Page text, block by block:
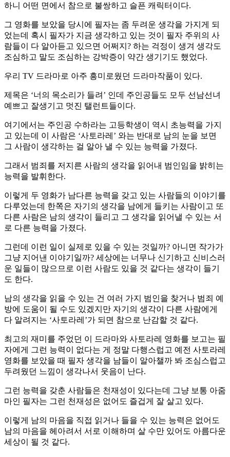
하니 어떤 면에서 참으로 불쌍하고 슬픈 캐릭터이다.
그 영화를 보았을 당시에 필자는 좀 두려운 생각을 가지게 되
었는데 혹시 필자가 지금 생각하고 있는 것이 필자 주위의 사
람들이 다 알아듣고 있으면 어쩌지? 하는 걱정이 생겨 생각도
조심하고 말도 조심하는 강박증이 약간 생기기도 했었다.
우리 TV 드라마로 아주 흥미로웠던 드라마작품이 있다.
제목은 ‘너의 목소리가 들려’ 인데 주인공들도 모두 선남선녀
예쁘고 잘생기고 멋진 탤런트들이다.
여기에서는 주인공 수하라는 고등학생이 역시 초능력을 가지
고 있는데 이 사람은 ‘사토라레’ 와는 반대로 남의 눈을 보면
그 사람이 생각하는 걸 알아 낼 수 있는 능력을 가졌다.
그래서 범죄를 저지른 사람의 생각을 읽어내 범인임을 밝히는
능력을 발휘한다.
이렇게 두 영화가 남다른 능력을 갖고 있는 사람들의 이야기를
다루었는데 한쪽은 자기의 생각을 남에게 들키는 사람이고 또
다른 사람은 남의 생각이 들리고 그 생각을 읽어낼 수 있는 서
로 다른 능력을 가졌다.
그런데 이런 일이 실제로 있을 수 있는 것일까? 아니면 작가가
그냥 지어낸 이야기일까? 세상에는 너무나 신기하고 신비스러
운 일들이 많으므로 이런 사람도 있을 것 같다는 생각이 들기
도 한다.
남의 생각을 읽을 수 있는 건 여러 가지 범인을 찾거나 범죄 예
방에 도움이 될 수도 있겠지만 자기의 생각이 다른 사람에게
다 알려지는 ‘사토라레’가 되면 참으로 난감할 것 같다.
최고의 재미를 주었던 이 드라마와 사토라레 영화를 보고는 필
자에게 그런 능력이 없다는 게 정말 다행스럽고 예전 사토라레
영화를 보았을 때 필자 생각을 남들이 알아챌까 봐 조심스럽고
두려웠던 느낌이 생각나서 웃음이 난다.
그런 능력을 갖춘 사람들은 천재성이 있다는데 그냥 보통 아줌
마인 필자는 그런 천재성은 없어도 즐겁게 잘 살고 있다.
이렇게 남의 마음을 직접 읽거나 들을 수 있는 능력은 없어도
남의 마음을 헤아려서 서로 이해하며 살 수만 있어도 아름다운
세상이 될 것 같다.